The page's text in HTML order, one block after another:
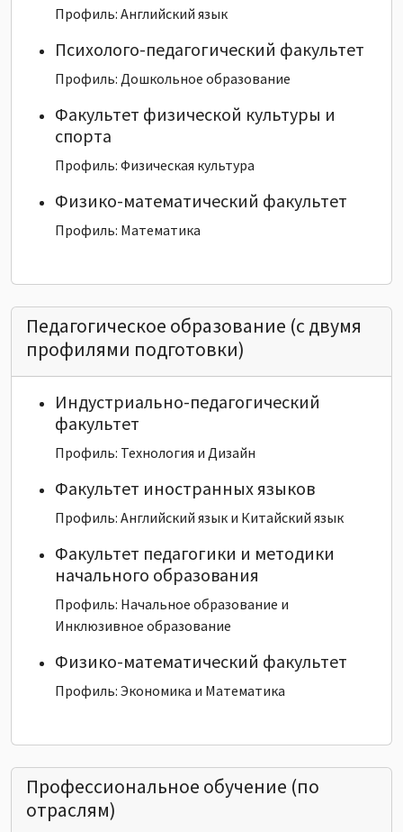
Профиль: Английский язык
Психолого-педагогический факультет
Профиль: Дошкольное образование
Факультет физической культуры и
спорта
Профиль: Физическая культура
Физико-математический факультет
Профиль: Математика
Педагогическое образование (с двумя
профилями подготовки)
Индустриально-педагогический
факультет
Профиль: Технология и Дизайн
Факультет иностранных языков
Профиль: Английский язык и Китайский язык
Факультет педагогики и методики
начального образования
Профиль: Начальное образование и
Инклюзивное образование
Физико-математический факультет
Профиль: Экономика и Математика
Профессиональное обучение (по
отраслям)